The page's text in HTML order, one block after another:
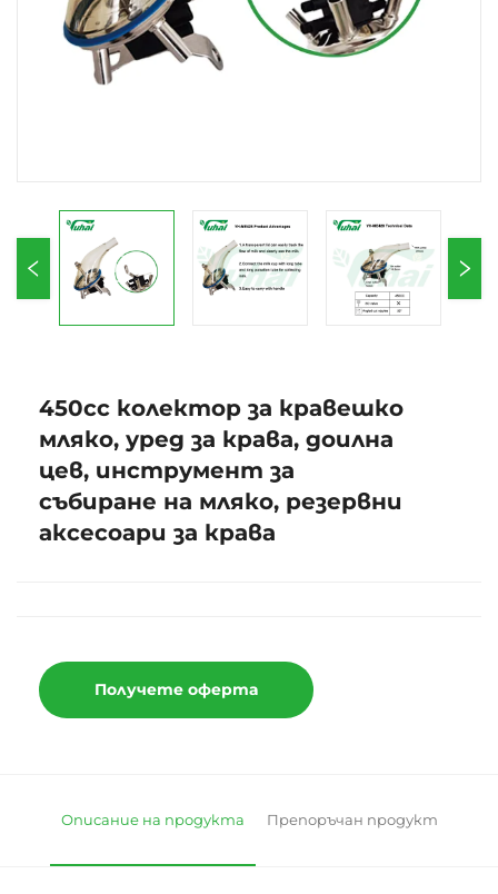
450cc колектор за кравешко
мляко, уред за крава, доилна
цев, инструмент за
събиране на мляко, резервни
аксесоари за крава
Получете оферта
Описание на продукта Препоръчан продукт